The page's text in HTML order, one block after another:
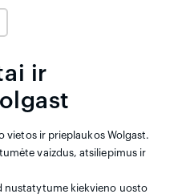
ir
vietos ir prieplaukos Wolgast.
vaizdus, atsiliepimus ir
nustatytume kiekvieno uosto